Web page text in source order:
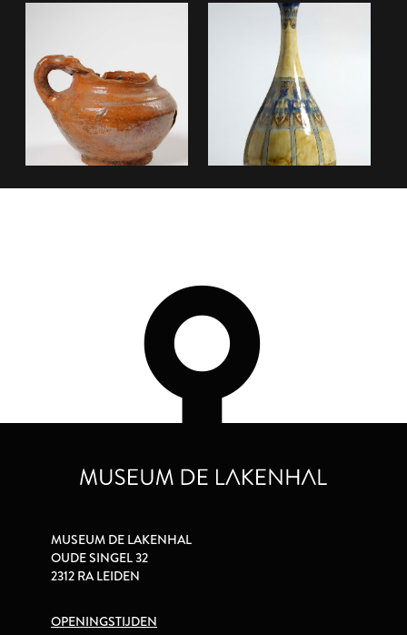
MUSEUM DE LAKENHAL
OUDE SINGEL 32
2312 RA LEIDEN
OPENINGSTIJDEN